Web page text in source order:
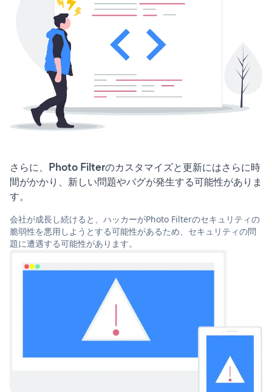
さらに、Photo Filterのカスタマイズと更新にはさらに時
間がかかり、新しい問題やバグが発生する可能性がありま
す。
会社が成長し続けると、ハッカーがPhoto Filterのセキュリティの
脆弱性を悪用しようとする可能性があるため、セキュリティの問
題に遭遇する可能性があります。